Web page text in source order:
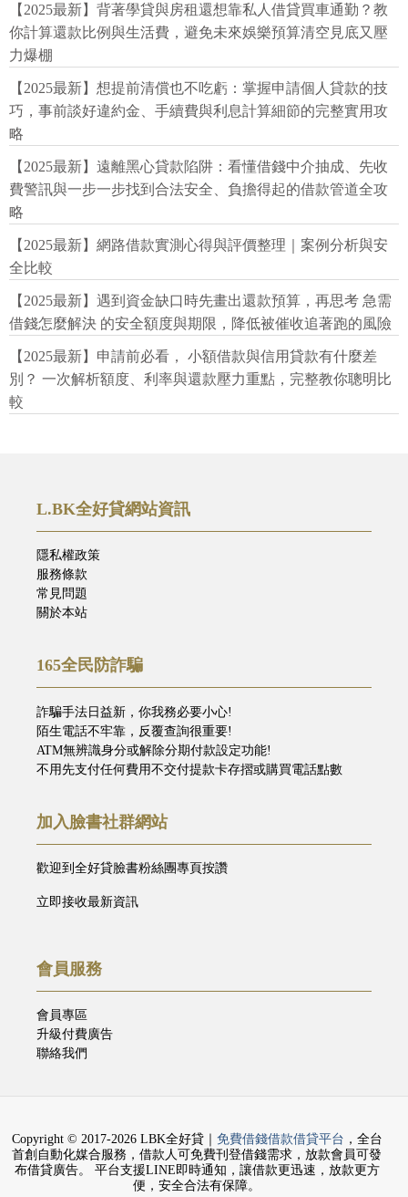
【2025最新】背著學貸與房租還想靠私人借貸買車通勤？教
你計算還款比例與生活費，避免未來娛樂預算清空見底又壓
力爆棚
【2025最新】想提前清償也不吃虧：掌握申請個人貸款的技
巧，事前談好違約金、手續費與利息計算細節的完整實用攻
略
【2025最新】遠離黑心貸款陷阱：看懂借錢中介抽成、先收
費警訊與一步一步找到合法安全、負擔得起的借款管道全攻
略
【2025最新】網路借款實測心得與評價整理｜案例分析與安
全比較
【2025最新】遇到資金缺口時先畫出還款預算，再思考 急需
借錢怎麼解決 的安全額度與期限，降低被催收追著跑的風險
【2025最新】申請前必看， 小額借款與信用貸款有什麼差
別？ 一次解析額度、利率與還款壓力重點，完整教你聰明比
較
L.BK全好貸網站資訊
隱私權政策
服務條款
常見問題
關於本站
165全民防詐騙
詐騙手法日益新，你我務必要小心!
陌生電話不牢靠，反覆查詢很重要!
ATM無辨識身分或解除分期付款設定功能!
不用先支付任何費用不交付提款卡存摺或購買電話點數
加入臉書社群網站
歡迎到全好貸臉書粉絲團專頁按讚
立即接收最新資訊
會員服務
會員專區
升級付費廣告
聯絡我們
Copyright © 2017-2026 LBK全好貸｜ 免費借錢借款借貸平台 ，全台
首創自動化媒合服務，借款人可免費刊登借錢需求，放款會員可發
布借貸廣告。 平台支援LINE即時通知，讓借款更迅速，放款更方
便，安全合法有保障。